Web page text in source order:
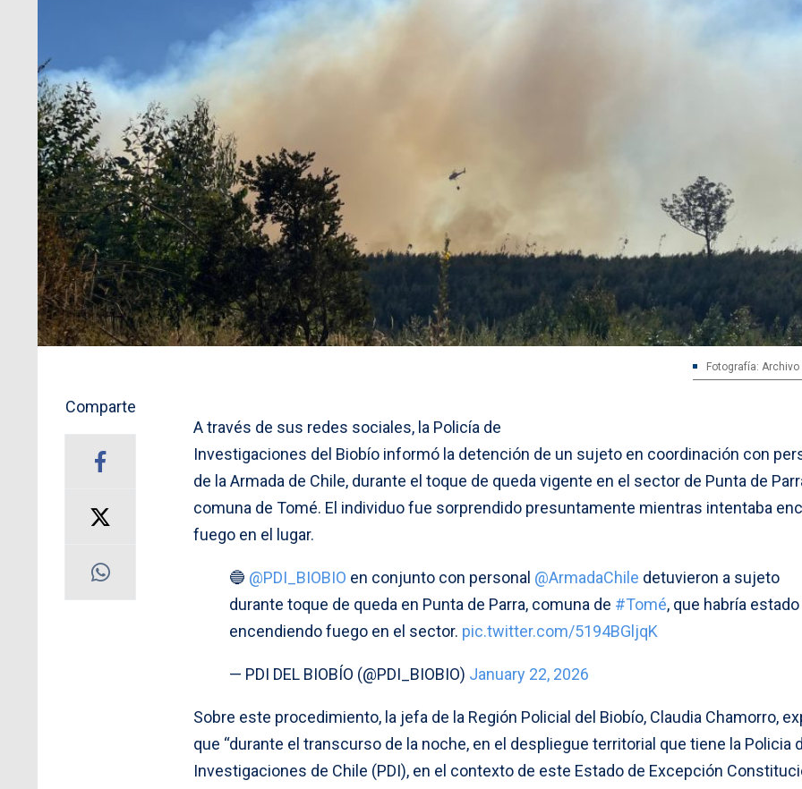
Fotografía:
Comparte
A través de sus redes sociales, la Policía de
Investigaciones del Biobío informó la detención de un sujeto en coordinación con
de la Armada de Chile, durante el toque de queda vigente en el sector de Punta de
comuna de Tomé. El individuo fue sorprendido presuntamente mientras intentaba
fuego en el lugar.
🔵 @PDI_BIOBIO en conjunto con personal @ArmadaChile detuvieron a sujeto
durante toque de queda en Punta de Parra, comuna de #Tomé, que habría estado
encendiendo fuego en el sector. pic.twitter.com/5194BGljqK
— PDI DEL BIOBÍO (@PDI_BIOBIO) January 22, 2026
Sobre este procedimiento, la jefa de la Región Policial del Biobío, Claudia Chamorro,
que “durante el transcurso de la noche, en el despliegue territorial que tiene la Policia
Investigaciones de Chile (PDI), en el contexto de este Estado de Excepción